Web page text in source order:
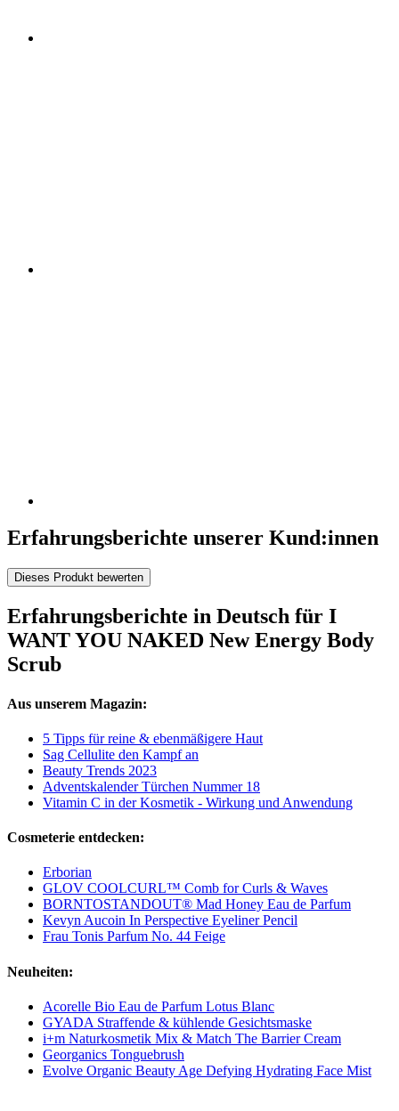
Erfahrungsberichte unserer Kund:innen
Dieses Produkt bewerten
Erfahrungsberichte in Deutsch für I
WANT YOU NAKED New Energy Body
Scrub
Aus unserem Magazin:
5 Tipps für reine & ebenmäßigere Haut
Sag Cellulite den Kampf an
Beauty Trends 2023
Adventskalender Türchen Nummer 18
Vitamin C in der Kosmetik - Wirkung und Anwendung
Cosmeterie entdecken:
Erborian
GLOV COOLCURL™ Comb for Curls & Waves
BORNTOSTANDOUT® Mad Honey Eau de Parfum
Kevyn Aucoin In Perspective Eyeliner Pencil
Frau Tonis Parfum No. 44 Feige
Neuheiten:
Acorelle Bio Eau de Parfum Lotus Blanc
GYADA Straffende & kühlende Gesichtsmaske
i+m Naturkosmetik Mix & Match The Barrier Cream
Georganics Tonguebrush
Evolve Organic Beauty Age Defying Hydrating Face Mist